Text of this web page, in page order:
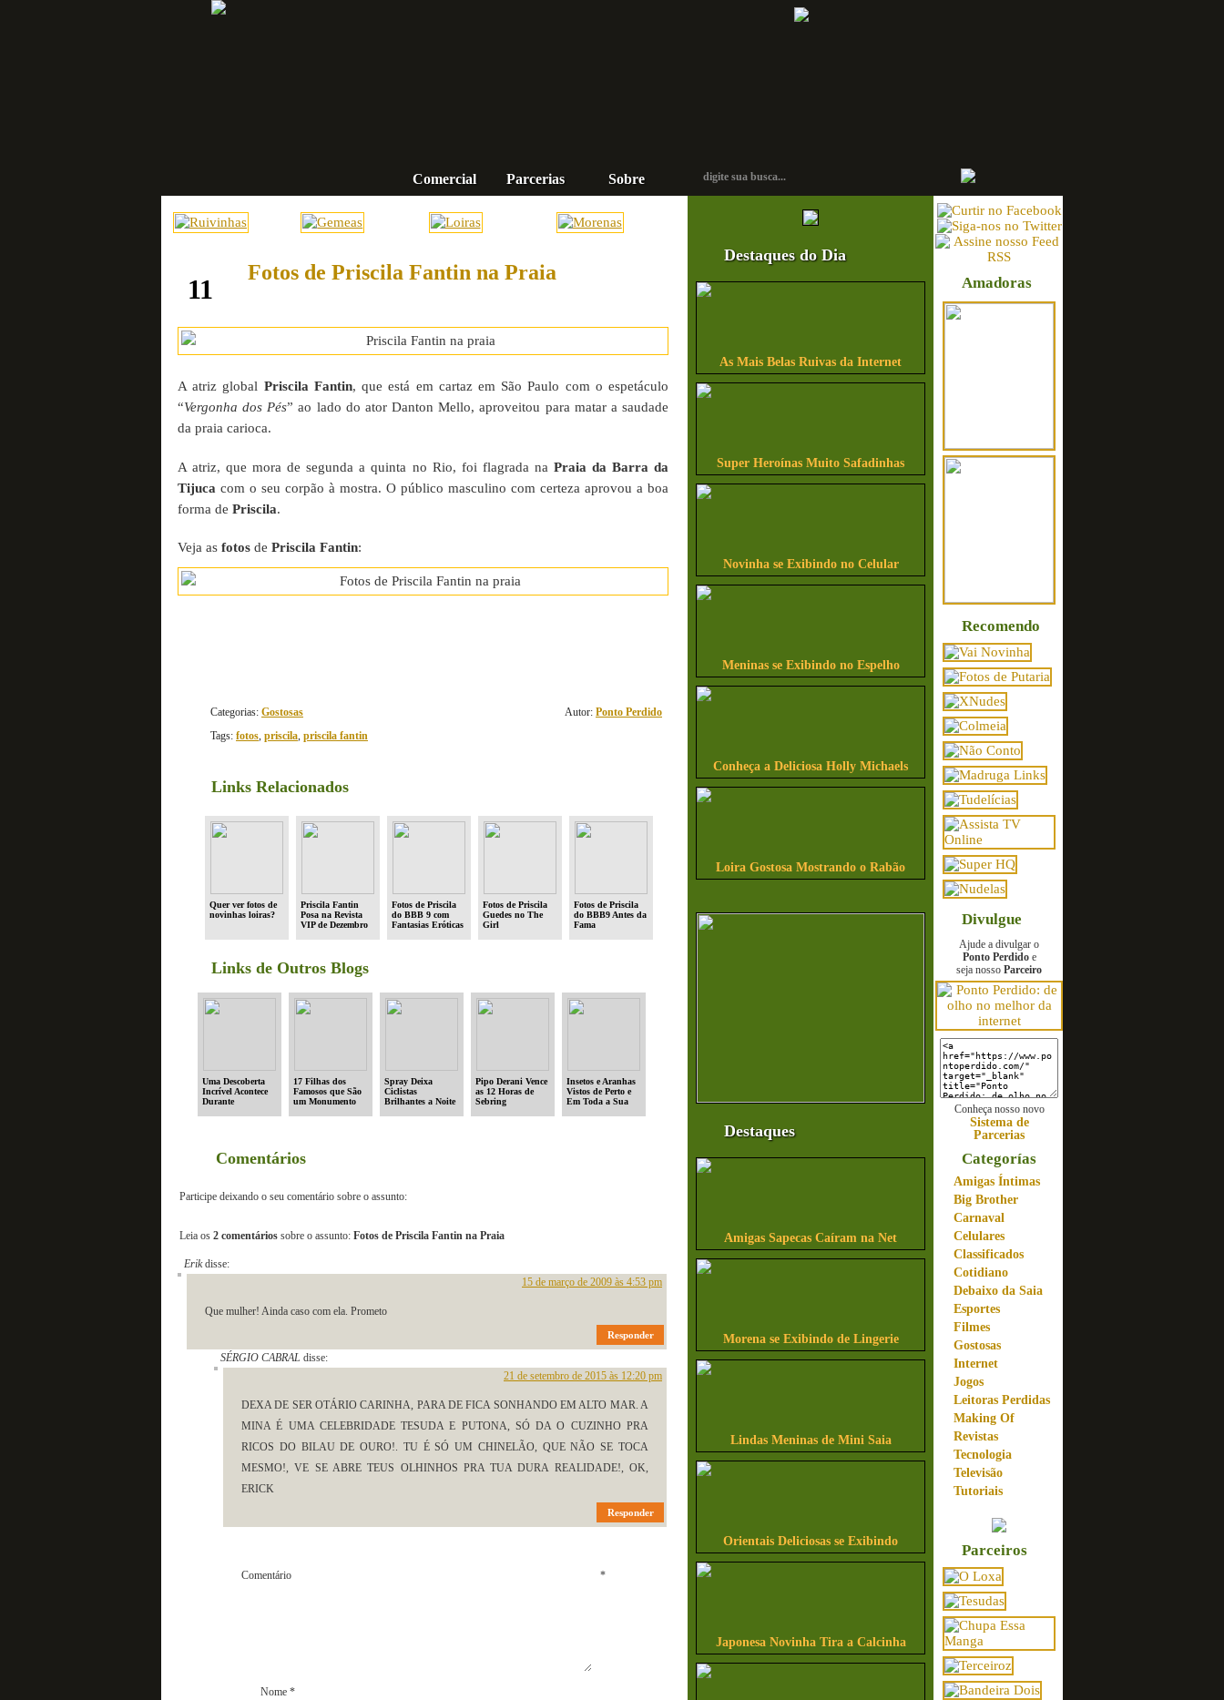
Sobre
Parcerias
Comercial
11
Fotos de Priscila Fantin na Praia
A atriz global Priscila Fantin, que está em cartaz em São Paulo com o espetáculo
“Vergonha dos Pés” ao lado do ator Danton Mello, aproveitou para matar a saudade
da praia carioca.
A atriz, que mora de segunda a quinta no Rio, foi flagrada na Praia da Barra da
Tijuca com o seu corpão à mostra. O público masculino com certeza aprovou a boa
forma de Priscila.
Veja as fotos de Priscila Fantin:
Categorias: Gostosas Autor: Ponto Perdido
Tags: fotos, priscila, priscila fantin
Links Relacionados
Quer ver fotos de
novinhas loiras?
Priscila Fantin
Posa na Revista
VIP de Dezembro
Fotos de Priscila
do BBB 9 com
Fantasias Eróticas
Fotos de Priscila
Guedes no The
Girl
Fotos de Priscila
do BBB9 Antes da
Fama
Links de Outros Blogs
Uma Descoberta
Incrível Acontece
Durante
17 Filhas dos
Famosos que São
um Monumento
Spray Deixa
Ciclistas
Brilhantes a Noite
Pipo Derani Vence
as 12 Horas de
Sebring
Insetos e Aranhas
Vistos de Perto e
Em Toda a Sua
Comentários
Participe deixando o seu comentário sobre o assunto:
Leia os 2 comentários sobre o assunto: Fotos de Priscila Fantin na Praia
Erik disse:
15 de março de 2009 às 4:53 pm
Que mulher! Ainda caso com ela. Prometo
Responder
SÉRGIO CABRAL disse:
21 de setembro de 2015 às 12:20 pm
DEXA DE SER OTÁRIO CARINHA, PARA DE FICA SONHANDO EM ALTO MAR. A
MINA É UMA CELEBRIDADE TESUDA E PUTONA, SÓ DA O CUZINHO PRA
RICOS DO BILAU DE OURO!. TU É SÓ UM CHINELÃO, QUE NÃO SE TOCA
MESMO!, VE SE ABRE TEUS OLHINHOS PRA TUA DURA REALIDADE!, OK,
ERICK
Responder
Comentário *
Nome *
Destaques do Dia
As Mais Belas Ruivas da Internet
Super Heroínas Muito Safadinhas
Novinha se Exibindo no Celular
Meninas se Exibindo no Espelho
Conheça a Deliciosa Holly Michaels
Loira Gostosa Mostrando o Rabão
Destaques
Amigas Sapecas Caíram na Net
Morena se Exibindo de Lingerie
Lindas Meninas de Mini Saia
Orientais Deliciosas se Exibindo
Japonesa Novinha Tira a Calcinha
Amadoras
Recomendo
Divulgue
Ajude a divulgar o
Ponto Perdidoe
seja nosso Parceiro
Conheça nosso novo
Sistema de
Parcerias
Categorías
Amigas Íntimas
Big Brother
Carnaval
Celulares
Classificados
Cotidiano
Debaixo da Saia
Esportes
Filmes
Gostosas
Internet
Jogos
Leitoras Perdidas
Making Of
Revistas
Tecnologia
Televisão
Tutoriais
Parceiros